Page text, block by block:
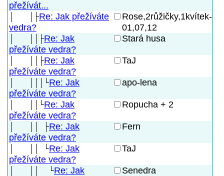
přežívát...
Re: Jak přežíváte
vedra?
Rose,2růžičky,1kvítek-
01,07,12
Re: Jak
přežíváte vedra?
Stará husa
Re: Jak
přežíváte vedra?
TaJ
Re: Jak
přežíváte vedra?
apo-lena
Re: Jak
přežíváte vedra?
Ropucha + 2
Re: Jak
přežíváte vedra?
Fern
Re: Jak
přežíváte vedra?
TaJ
Re: Jak
Senedra